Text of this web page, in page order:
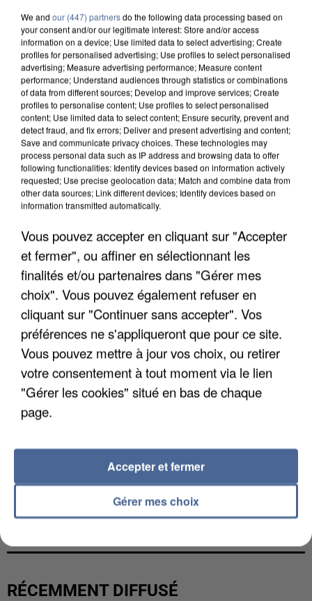
UNE TOURISTE DE L’OISE EMPORTÉE PAR UNE
COULÉE DE BOUE EN HAUTE-SAVOIE
LES DONNÉES DE 300 000 CLIENTS DÉROBÉES À
INTERMARCHÉ APRÈS UNE...
RÉCEMMENT DIFFUSÉ
We and our (447) partnersdo the following data processing based on
your consent and/or our legitimate interest: Store and/or access
information on a device; Use limited data to select advertising; Create
profiles for personalised advertising; Use profiles to select personalised
advertising; Measure advertising performance; Measure content
performance; Understand audiences through statistics or combinations
of data from different sources; Develop and improve services; Create
profiles to personalise content; Use profiles to select personalised
content; Use limited data to select content; Ensure security, prevent and
detect fraud, and fix errors; Deliver and present advertising and content;
Save and communicate privacy choices. These technologies may
process personal data such as IP address and browsing data to offer
following functionalities: Identify devices based on information actively
requested; Use precise geolocation data; Match and combine data from
other data sources; Link different devices; Identify devices based on
information transmitted automatically.
Vous pouvez accepter en cliquant sur "Accepter
et fermer", ou affiner en sélectionnant les
finalités et/ou partenaires dans "Gérer mes
choix". Vous pouvez également refuser en
cliquant sur "Continuer sans accepter". Vos
préférences ne s'appliqueront que pour ce site.
Vous pouvez mettre à jour vos choix, ou retirer
votre consentement à tout moment via le lien
"Gérer les cookies" situé en bas de chaque
page.
Gérer mes choix
Accepter et fermer